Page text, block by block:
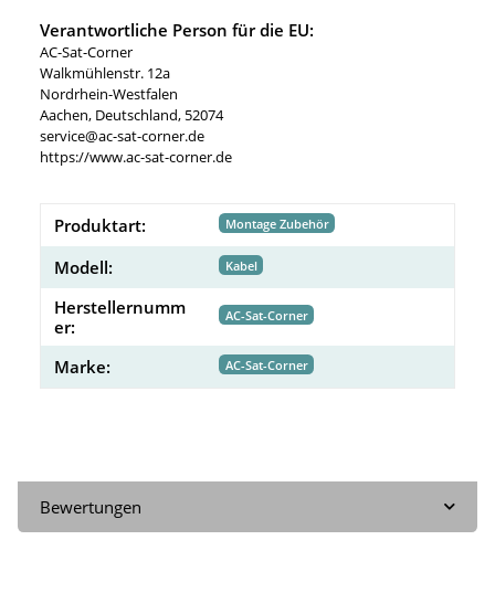
Verantwortliche Person für die EU:
AC-Sat-Corner
Walkmühlenstr. 12a
Nordrhein-Westfalen
Aachen, Deutschland, 52074
service@ac-sat-corner.de
https://www.ac-sat-corner.de
Produktart: Montage Zubehör
Modell: Kabel
Herstellernumm
er:
AC-Sat-Corner
Marke: AC-Sat-Corner
Bewertungen